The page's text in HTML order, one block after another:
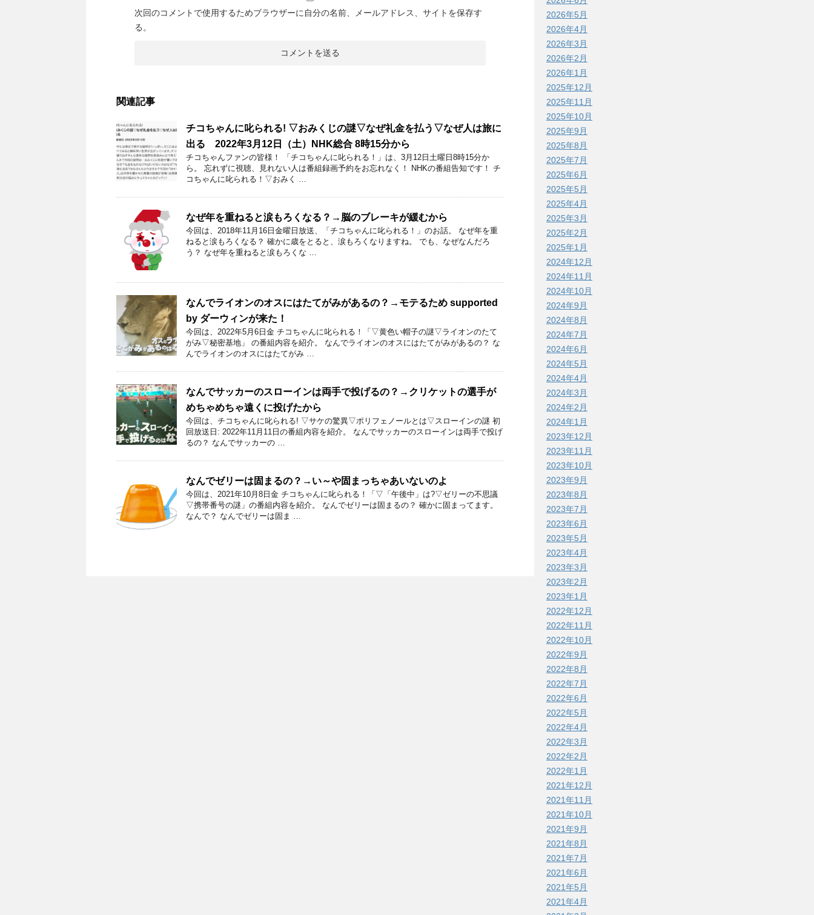
次回のコメントで使用するためブラウザーに自分の名前、メールアドレス、サイトを保存す
る。
関連記事
チコちゃんに叱られる! ▽おみくじの謎▽なぜ礼金を払う▽なぜ人は旅に
出る 2022年3月12日（土）NHK総合 8時15分から
チコちゃんファンの皆様！ 「チコちゃんに叱られる！」​は、3月12日土曜日8時15分か
ら。 忘れずに視聴、見れない人は番組録画予約をお忘れなく！ NHKの番組告知です！ チ
コちゃんに叱られる！▽おみく …
なぜ年を重ねると涙もろくなる？→脳のブレーキが緩むから
今回は、2018年11月16日金曜日放送、「チコちゃんに叱られる！」のお話。 なぜ年を重
ねると涙もろくなる？ 確かに歳をとると、涙もろくなりますね。 でも、なぜなんだろ
う？ なぜ年を重ねると涙もろくな …
なんでライオンのオスにはたてがみがあるの？→モテるため supported
by ダーウィンが来た！
今回は、2022年5月6日金 チコちゃんに叱られる！「▽黄色い帽子の謎▽ライオンのたて
がみ▽秘密基地」 の番組内容を紹介。 なんでライオンのオスにはたてがみがあるの？ な
んでライオンのオスにはたてがみ …
なんでサッカーのスローインは両手で投げるの？→クリケットの選手が
めちゃめちゃ遠くに投げたから
今回は、チコちゃんに叱られる! ▽サケの驚異▽ポリフェノールとは▽スローインの謎 初
回放送日: 2022年11月11日の番組内容を紹介。 なんでサッカーのスローインは両手で投げ
るの？ なんでサッカーの …
なんでゼリーは固まるの？→い～や固まっちゃあいないのよ
今回は、2021年10月8日金 チコちゃんに叱られる！「▽「午後中」は?▽ゼリーの不思議
▽携帯番号の謎」の番組内容を紹介。 なんでゼリーは固まるの？ 確かに固まってます。
なんで？ なんでゼリーは固ま …
2026年5月
2026年4月
2026年3月
2026年2月
2026年1月
2025年12月
2025年11月
2025年10月
2025年9月
2025年8月
2025年7月
2025年6月
2025年5月
2025年4月
2025年3月
2025年2月
2025年1月
2024年12月
2024年11月
2024年10月
2024年9月
2024年8月
2024年7月
2024年6月
2024年5月
2024年4月
2024年3月
2024年2月
2024年1月
2023年12月
2023年11月
2023年10月
2023年9月
2023年8月
2023年7月
2023年6月
2023年5月
2023年4月
2023年3月
2023年2月
2023年1月
2022年12月
2022年11月
2022年10月
2022年9月
2022年8月
2022年7月
2022年6月
2022年5月
2022年4月
2022年3月
2022年2月
2022年1月
2021年12月
2021年11月
2021年10月
2021年9月
2021年8月
2021年7月
2021年6月
2021年5月
2021年4月